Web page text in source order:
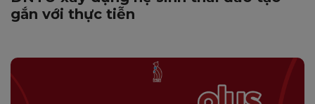
gắn với thực tiễn